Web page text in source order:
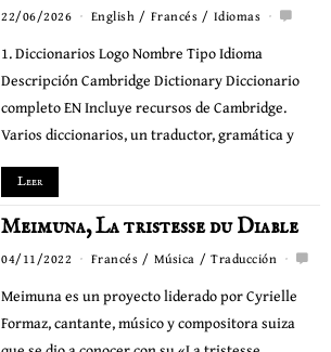
22/06/2026 English / Francés / Idiomas
1. Diccionarios Logo Nombre Tipo Idioma
Descripción Cambridge Dictionary Diccionario
completo EN Incluye recursos de Cambridge.
Varios diccionarios, un traductor, gramática y
Leer
Meimuna, La tristesse du Diable
04/11/2022 Francés / Música / Traducción
Meimuna es un proyecto liderado por Cyrielle
Formaz, cantante, músico y compositora suiza